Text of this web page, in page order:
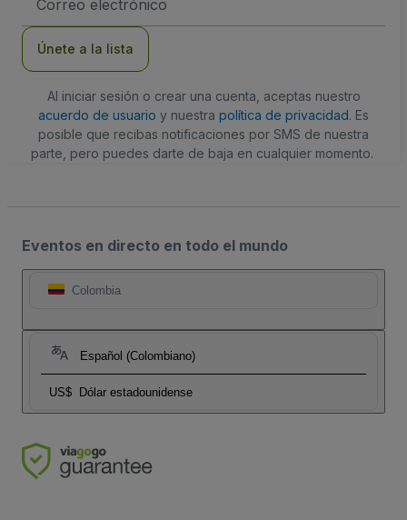
de
Únete a la lista
Al iniciar sesión o crear una cuenta, aceptas nuestro
acuerdo de usuario y nuestra política de privacidad. Es
posible que recibas notificaciones por SMS de nuestra
parte, pero puedes darte de baja en cualquier momento.
Eventos en directo en todo el mundo
Colombia
Español (Colombiano)
US$ Dólar estadounidense